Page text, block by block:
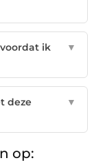
ik
▼
deze
▼
op: